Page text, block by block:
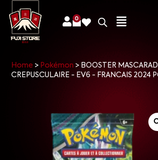
0
Home > Pokémon > BOOSTER
CREPUSCULAIRE - EV6 - FRANCAIS 2024